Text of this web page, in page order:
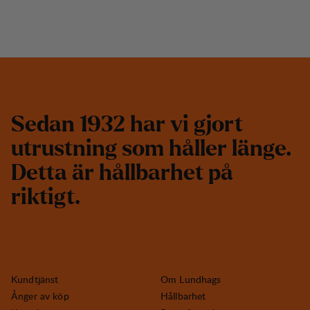
Sedan 1932 har vi gjort
utrustning som håller länge.
Detta är hållbarhet på
riktigt.
Kundtjänst
Ånger av köp
Om Lundhags
Hållbarhet